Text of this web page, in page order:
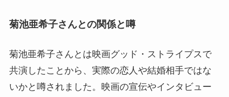
菊池亜希子さんとの関係と噂
菊池亜希子さんとは映画グッド・ストライプスで
共演したことから、実際の恋人や結婚相手ではな
いかと噂されました。映画の宣伝やインタビュー